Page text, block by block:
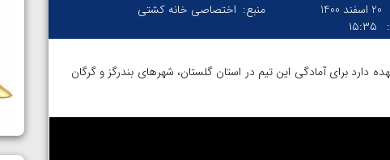
20 اسفند 1400
۱۵:۳۵
منبع: اختصاصی خانه کشتی
دارد برای آمادگی این تیم در استان گلستان، شهرهای بندرگز و گرگان